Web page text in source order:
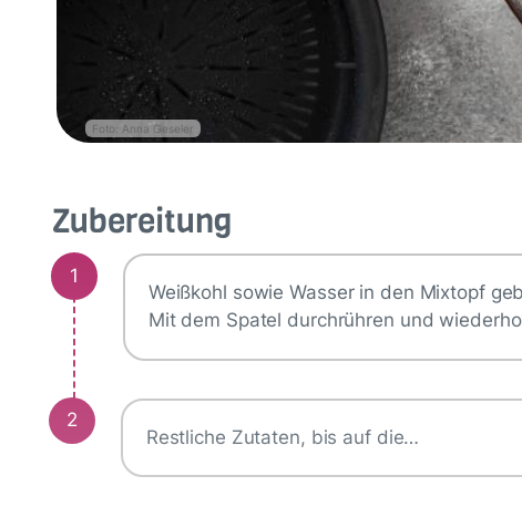
Foto: Anna Gieseler
Zubereitung
1
Weißkohl sowie Wasser in den Mixtopf
Mit dem Spatel durchrühren und
2
Restliche Zutaten, bis auf die…